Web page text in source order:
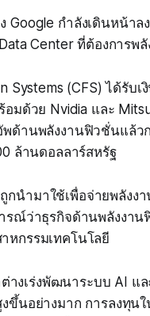
Google กำลังเดินหน้า
Center ที่ต้องการพ
Systems (CFS) ได้รั
อมด้วย Nvidia และ
พด้านพลังงานฟิวชั่นแล้
ล้านดอลลาร์สหรัฐ
นำมาใช้เพื่อจ่ายพลังง
รณ์ว่าธุรกิจด้านพลังงา
หกรรมเทคโนโลยี
งเร่งพัฒนาระบบ AI แล
ขึ้นอย่างมาก การลงทุน